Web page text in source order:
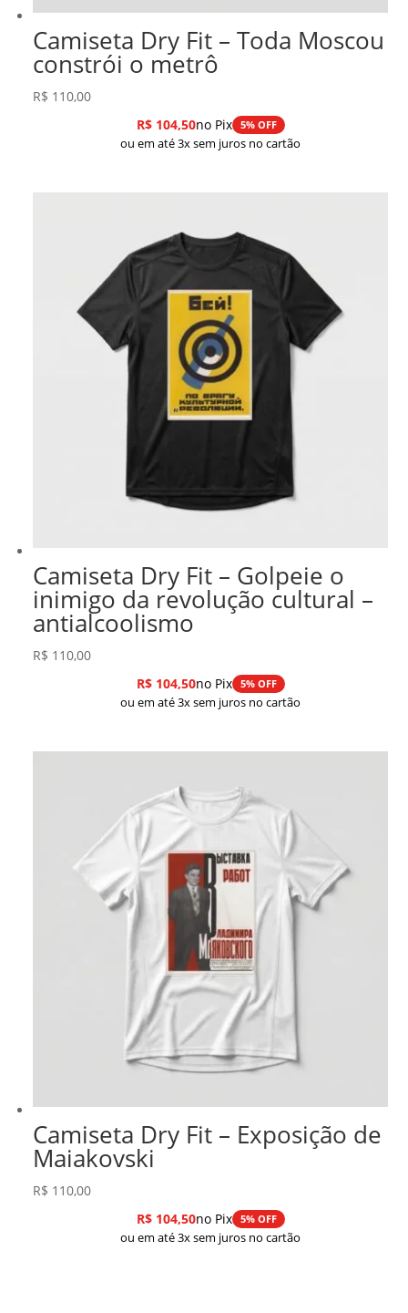
Camiseta Dry Fit – Toda Moscou
constrói o metrô
R$ 110,00
R$104,50no Pix 5% OFF
ou em até 3x sem juros no cartão
Camiseta Dry Fit – Golpeie o
inimigo da revolução cultural –
antialcoolismo
R$ 110,00
R$104,50no Pix 5% OFF
ou em até 3x sem juros no cartão
Camiseta Dry Fit – Exposição de
Maiakovski
R$ 110,00
R$104,50no Pix 5% OFF
ou em até 3x sem juros no cartão